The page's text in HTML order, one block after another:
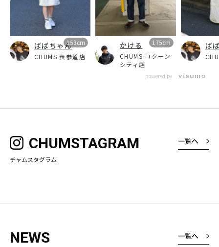
CHUMS 表参道店
ばばちゃん153cm
CHUMS コクーン
シティ店
かける
175cm
ば
powered by
CHUMSTAGRAM
チャムスタグラム
一覧へ
NEWS 一覧へ